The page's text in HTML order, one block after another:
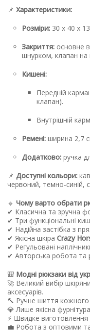
📌 Характеристики:
Розміри: 30 х 40 х
Закриття: основне
шнурком, клапан на
Кишені:
Передній
клапан).
Внутрішній
Ремені: ширина 2,7
Додатково: ручка
📌 Доступні кольори:
червоний, темно-синій,
🔹 Чому варто обрати
✔ Класична та зручна
✔ Три функціональні
✔ Надійна застібка з
✔ Якісна шкіра Crazy
✔ Регульовані
✔ Авторська робота та
🎒 Модні рюкзаки від
🚀 Великий вибір
аксесуарів.
🔨 Ручне шиття
💎 Лише якісна
⚡ Швидке виготовлення
💼 Робота з оптовими